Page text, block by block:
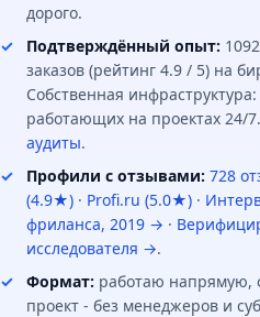
дорого.
Подтверждённый опыт:
заказов (рейтинг 4.9 / 5) на
Собственная
работающих на проектах 24/7.
аудиты.
Профили с отзывами: 728
(4.9★) · Profi.ru (5.0★) ·
фриланса, 2019 → ·
исследователя →.
Формат: работаю напрямую,
проект - без менеджеров и